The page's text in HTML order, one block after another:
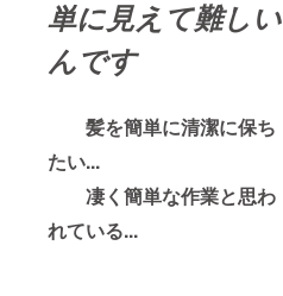
単に見えて難しい
んです
髪を簡単に清潔に保ち
たい...
凄く簡単な作業と思わ
れている...